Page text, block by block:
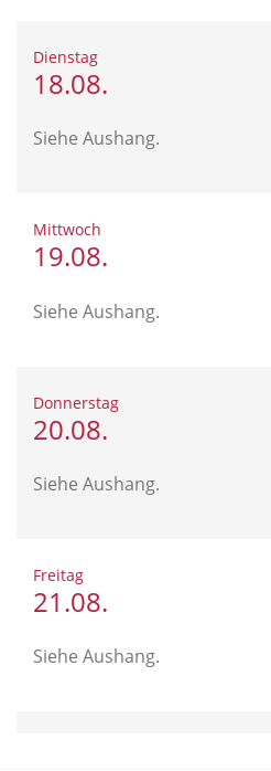
Dienstag
18.08.
Siehe Aushang.
Mittwoch
19.08.
Siehe Aushang.
Donnerstag
20.08.
Siehe Aushang.
Freitag
21.08.
Siehe Aushang.